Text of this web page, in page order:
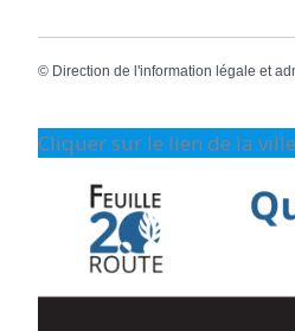
© Direction de l'information légale et
Cliquer sur le lien de la